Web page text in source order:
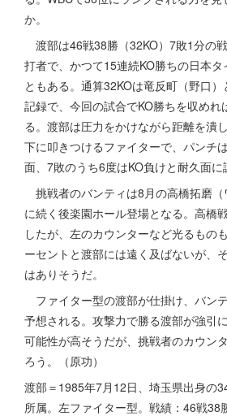
か。
渡部は46戦38勝（32KO）7敗1分の
打者で、かつて15連続KO勝ちの日本タ
ともある。通算32KOは竜反町（野口
記録で、今回の試合でKO勝ちを収めれ
る。渡部は圧力をかけながら距離を潰
下に叩きつけるファイターで、パンチ
面、7敗のうち6度はKO負けと耐久面に
挑戦者のバンティは8月の高橋拓磨
に続く後楽園ホール登場となる。高橋
したが、左のカウンターなど光るもの
ーセントと渡部には遠く及ばないが、
はありそうだ。
ファイター型の渡部が仕掛け、バン
予想される。攻撃力で勝る渡部が強引
可能性が高そうだが、挑戦者のカウン
ろう。（原功）
渡部＝1985年7月12日、埼玉県出身の
所属。左ファイター型。戦績：46戦38